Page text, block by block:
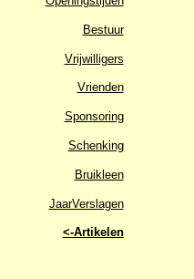
Bestuur
Vrijwilligers
Vrienden
Sponsoring
Schenking
Bruikleen
JaarVerslagen
<-Artikelen